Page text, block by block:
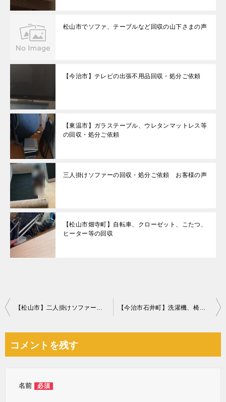
松山市でソファ、テーブルなど回収の山下さまの声
【今治市】テレビの出張不用品回収・処分ご依頼
【東温市】ガラステーブル、ウレタンマットレス等
の回収・処分ご依頼
三人掛けソファーの回収・処分ご依頼 お客様の声
【松山市畑寺町】自転車、クローゼット、こたつ、
ヒーター等の回収
投
ビ
【松山市】二人掛けソファーの回収・処分ご依頼 お客様の声 【今治市石井町】洗濯機、椅子、一般ごみの回収・処分ご依頼
コメントを残す
名前 必須